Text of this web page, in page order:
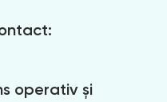
operativ și